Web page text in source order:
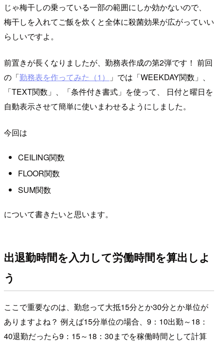
じゃ梅干しの乗っている一部の範囲にしか効かないので、
梅干しを入れてご飯を炊くと全体に殺菌効果が広がっていい
らしいですよ。
前置きが長くなりましたが、勤務表作成の第2弾です！ 前回
の「勤務表を作ってみた（1）
」では「WEEKDAY関数」、
「TEXT関数」、「条件付き書式」を使って、 日付と曜日を
自動表示させて簡単に使いまわせるようにしました。
今回は
CEILING関数
FLOOR関数
SUM関数
について書きたいと思います。
出退勤時間を入力して労働時間を算出しよ
う
ここで重要なのは、勤怠って大抵15分とか30分とか単位が
ありますよね？ 例えば15分単位の場合、9：10出勤～18：
40退勤だったら9：15～18：30までを稼働時間として計算